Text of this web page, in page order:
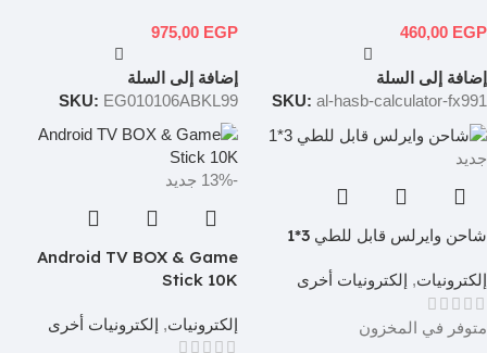
460,00 EGP
إضافة إلى السلة
SKU: al-hasb-calculator-fx991
975,00 EGP
إضافة إلى السلة
SKU: EG010106ABKL99
جديد
شاحن وايرلس قابل للطي 3*1
إلكترونيات, إلكترونيات أخرى
متوفر في المخزون
-13% جديد
Android TV BOX & Game
Stick 10K
إلكترونيات, إلكترونيات أخرى